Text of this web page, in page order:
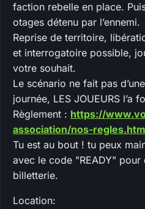
faction rebelle en place.
otages détenu par l’ennemi.
Reprise de territoire,
et interrogatoire possible,
votre souhait.
Le scénario ne fait pas
journée, LES JOUEURS l’a
Règlement : https://
association/nos-
Tu est au bout ! tu peux
avec le code "READY" pour
billetterie.
Location: